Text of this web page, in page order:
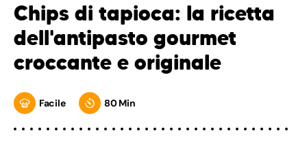
Chips di tapioca: la ricetta
dell'antipasto gourmet
croccante e originale
Facile 80 Min